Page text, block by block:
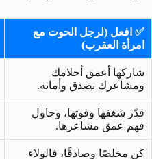
✅ افعل (لرجل الحوت مع
امرأة العقرب)
شاركها أعمق أحلامك
ومشاعرك بصدق وأمانة.
قدّر شغفها وقوتها، وحاول
فهم عمق مشاعرها.
كن مخلصًا وصادقًا، فالولاء